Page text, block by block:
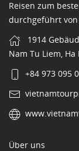
Reisen zum
durchgeführt
1914
Nam Tu Liem, Ha
+84 973 095
Über uns